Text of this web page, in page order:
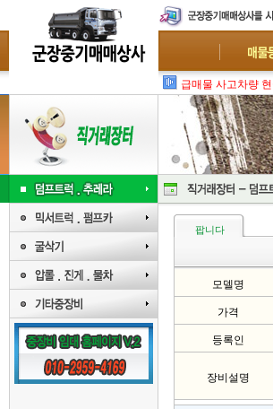
팝니다
모델명
가격
등록인
장비설명